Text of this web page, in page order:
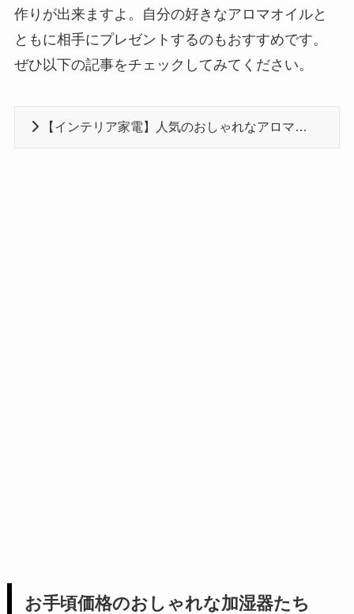
作りが出来ますよ。自分の好きなアロマオイルと
ともに相手にプレゼントするのもおすすめです。
ぜひ以下の記事をチェックしてみてください。
【インテリア家電】人気のおしゃれなアロマ加湿器おすすめ16選
お手頃価格のおしゃれな加湿器たち